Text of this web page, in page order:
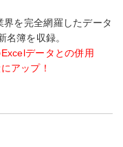
を完全網羅したデータ
名簿を収録。
データとの併用
アップ！